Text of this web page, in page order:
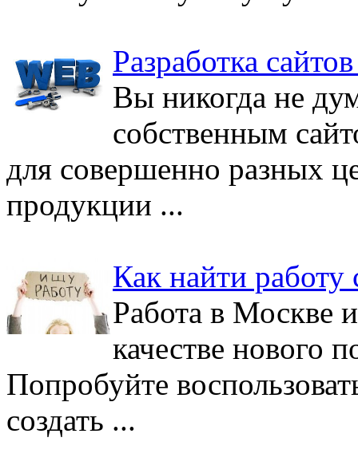
Разработка
Вы никогда не
собственным
для совершенно разных
продукции ...
Как найти работу
Работа в Москве
качестве нового
Попробуйте
создать ...